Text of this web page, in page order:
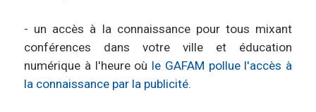
- un accès à la connaissance pour tous mixant
conférences dans votre ville et éducation
numérique à l'heure où le GAFAM pollue l'accès à
la connaissance par la publicité.